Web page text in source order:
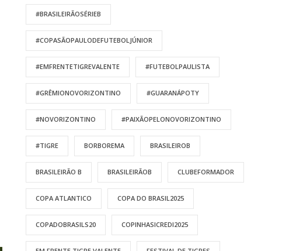
#BRASILEIRÃOSÉRIEB
#COPASÃOPAULODEFUTEBOLJÚNIOR
#EMFRENTETIGREVALENTE #FUTEBOLPAULISTA
#GRÊMIONOVORIZONTINO #GUARANÁPOTY
#NOVORIZONTINO #PAIXÃOPELONOVORIZONTINO
#TIGRE BORBOREMA BRASILEIROB
BRASILEIRÃO B BRASILEIRÃOB CLUBEFORMADOR
COPA ATLANTICO COPA DO BRASIL2025
COPADOBRASILS20 COPINHASICREDI2025